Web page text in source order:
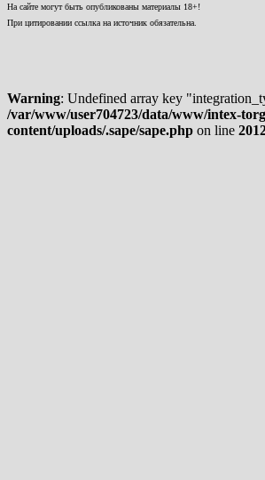
На сайте могут быть опубликованы материалы 18+!
При цитировании ссылка на источник обязательна.
Warning: Undefined array key
/var/www/user704723/data/www/intex-
content/uploads/.sape/sape.php on line